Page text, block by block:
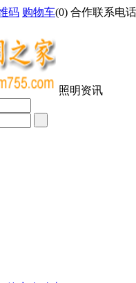
码 购物车(0) 合作联系电
照明资讯